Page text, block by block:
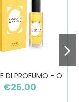
DI PROFUMO - O
€25.00